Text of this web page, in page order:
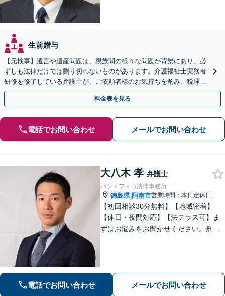
生前贈与
【元検事】遺言や遺産問題は、親族間の様々な問題が背景にあり、必
ずしも法律だけでは割り切れないものがあります。介護福祉士実務者
研修を修了している弁護士が、ご依頼者様のお気持ちを酌み、税理士
など他士業とも密接に連携しながら丁寧に対応いたします。
料金表を見る
電話でお問い合わせ メールでお問い合わせ
大八木 孝 弁護士
パシィフィコ法律事務所
徳島県|阿南市営業時間：本日定休日
【初回相談30分無料】【地域密着】
【休日・夜間対応】【法テラス可】ま
ずはお悩みをお聞かせください。刑事
状況から抜け出すお手伝いをします。
電話でお問い合わせ メールでお問い合わせ